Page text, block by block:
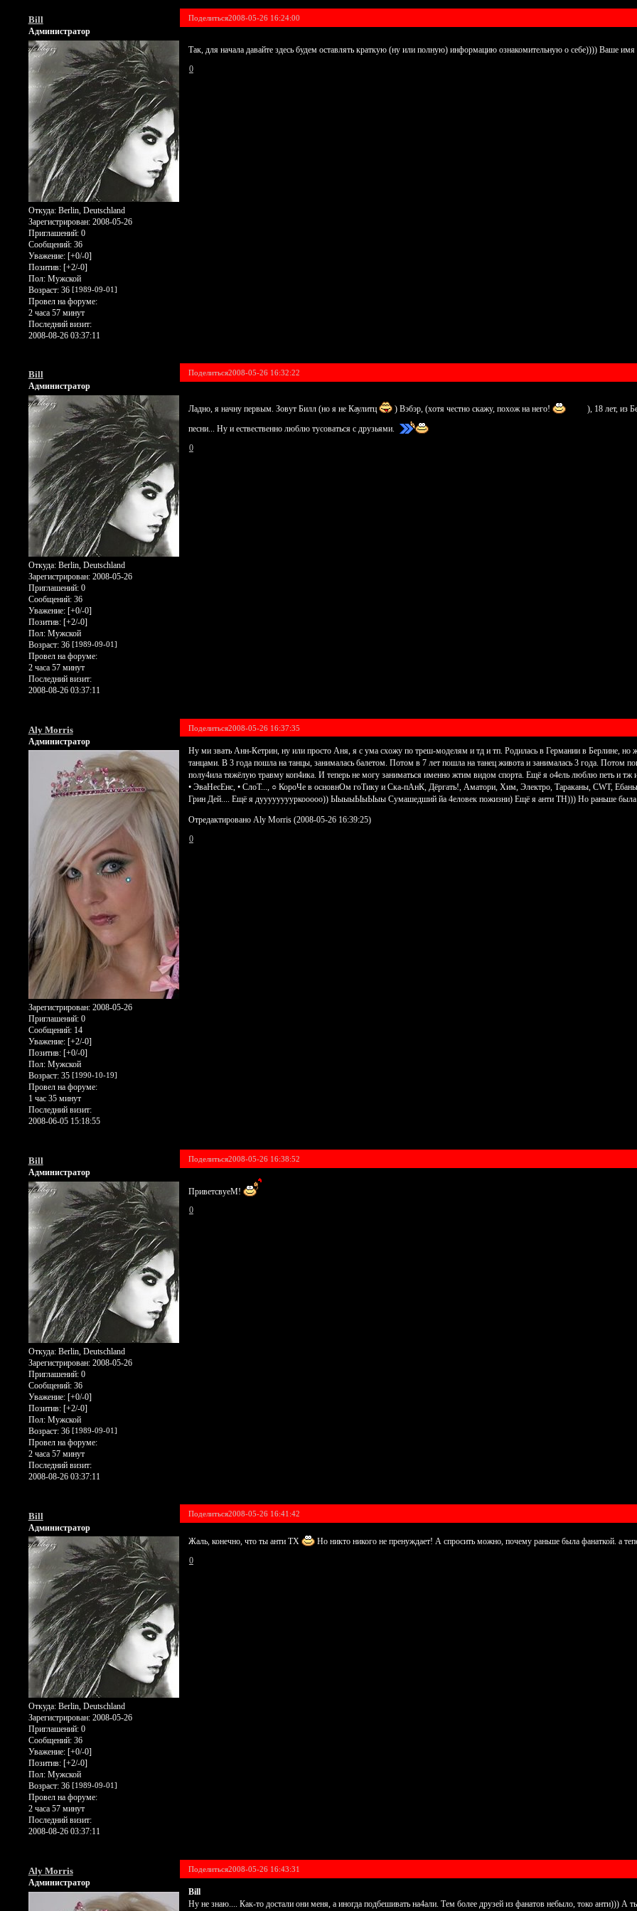
Поделиться2008-05-26 16:24:00
Bill
Администратор
Откуда:Berlin, Deutschland
Зарегистрирован: 2008-05-26
Приглашений:0
Сообщений:36
Уважение: [+0/-0]
Позитив: [+2/-0]
Пол:Мужской
Возраст:36 [1989-09-01]
Провел на форуме:
2 часа 57 минут
Последний визит:
2008-08-26 03:37:11
Так, для начала давайте здесь будем оставлять краткую (ну или полную) информацию ознакомительную о себе)))) Ваше
0
Поделиться2008-05-26 16:32:22
Bill
Администратор
Откуда:Berlin, Deutschland
Зарегистрирован: 2008-05-26
Приглашений:0
Сообщений:36
Уважение: [+0/-0]
Позитив: [+2/-0]
Пол:Мужской
Возраст:36 [1989-09-01]
Провел на форуме:
2 часа 57 минут
Последний визит:
2008-08-26 03:37:11
Ладно, я начну первым. Зовут Билл (но я не Каулитц ) Вэбэр, (хотя честно скажу, похож на него!
), 18 лет, из
песни... Ну и ествественно люблю тусоваться с друзьями.
0
Поделиться2008-05-26 16:37:35
Aly Morris
Администратор
Зарегистрирован: 2008-05-26
Приглашений:0
Сообщений:14
Уважение: [+2/-0]
Позитив: [+0/-0]
Пол:Мужской
Возраст:35 [1990-10-19]
Провел на форуме:
1 час 35 минут
Последний визит:
2008-06-05 15:18:55
Ну ми звать Анн-Кетрин, ну или просто Аня, я с ума схожу по треш-моделям и тд и тп. Родилась в Германии в Берлине,
танцами. В 3 года пошла на танцы, занималась балетом. Потом в 7 лет пошла на танец живота и занималась 3 года. Потом
полу4ила тяжёлую травму коп4ика. И теперь не могу заниматься именно жтим видом спорта. Ещё я о4ель люблю петь и
• ЭваНесЕнс, • СлоТ..., ○ КороЧе в основнОм гоТику и Ска-пАнК, Дёргать!, Аматори, Хим, Электро, Тараканы, CWT,
Грин Дей.... Ещё я дууууууууркооооо)) ЫыыыЫыЫыы Сумашедший йа 4еловек пожизни) Ещё я анти ТН))) Но раньше была
Отредактировано Aly Morris (2008-05-26 16:39:25)
0
Поделиться2008-05-26 16:38:52
Bill
Администратор
Откуда:Berlin, Deutschland
Зарегистрирован: 2008-05-26
Приглашений:0
Сообщений:36
Уважение: [+0/-0]
Позитив: [+2/-0]
Пол:Мужской
Возраст:36 [1989-09-01]
Провел на форуме:
2 часа 57 минут
Последний визит:
2008-08-26 03:37:11
ПриветсвуеМ!
0
Поделиться2008-05-26 16:41:42
Bill
Администратор
Откуда:Berlin, Deutschland
Зарегистрирован: 2008-05-26
Приглашений:0
Сообщений:36
Уважение: [+0/-0]
Позитив: [+2/-0]
Пол:Мужской
Возраст:36 [1989-09-01]
Провел на форуме:
2 часа 57 минут
Последний визит:
2008-08-26 03:37:11
Жаль, конечно, что ты анти ТХ
Но никто никого не пренуждает! А спросить можно, почему раньше была фанаткой. а
0
Поделиться2008-05-26 16:43:31
Aly Morris
Администратор
Bill
Ну не знаю.... Как-то достали они меня, а иногда подбешивать на4али. Тем более друзей из фанатов небыло, токо анти))) А